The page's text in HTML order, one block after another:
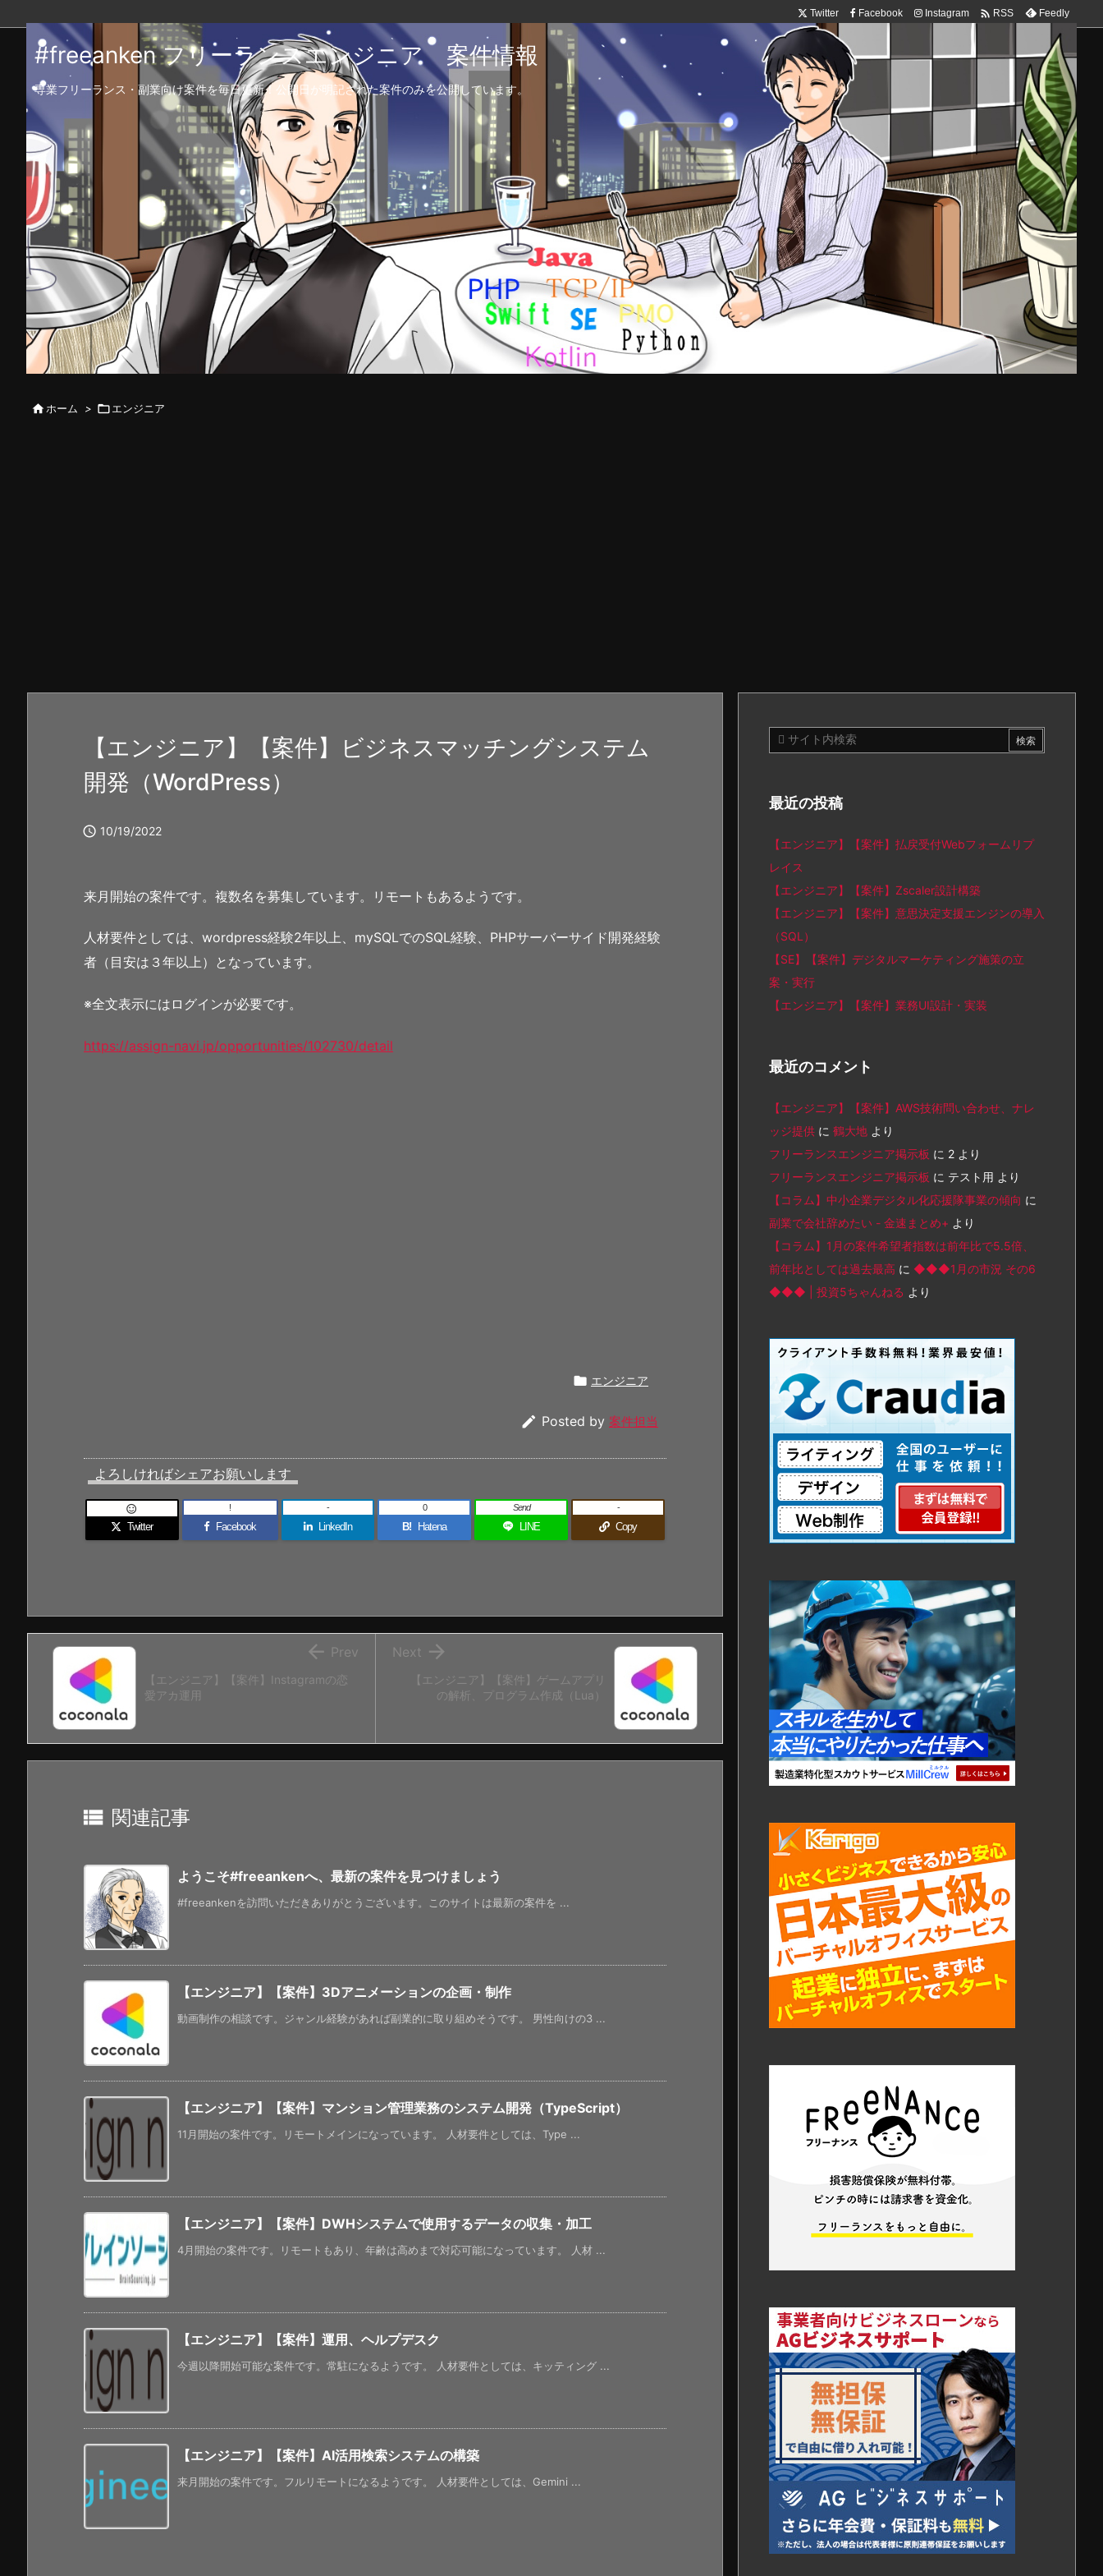
Twitter Facebook Instagram  RSS Feedly
#freeanken フリーランスエンジニア 案件情報
専業フリーランス・副業向け案件を毎日更新！公開日が明記された案件のみを公開しています。
 ホーム > エンジニア
【エンジニア】【案件】ビジネスマッチングシステム
開発（WordPress）
 10/19/2022
来月開始の案件です。複数名を募集しています。リモートもあるようです。
人材要件としては、wordpress経験2年以上、mySQLでのSQL経験、PHPサーバーサイド開発経験
者（目安は３年以上）となっています。
※全文表示にはログインが必要です。
https://assign-navi.jp/opportunities/102730/detail
 エンジニア
 Posted by 案件担当
よろしければシェアお願いします
Twitter

Facebook
!
LinkedIn
-
B! Hatena
0
LINE
Send
Copy
-
【エンジニア】【案件】ゲームアプリ
の解析、プログラム作成（Lua）

Next
【エンジニア】【案件】Instagramの恋
愛アカ運用
 Prev
 関連記事
ようこそ#freeankenへ、最新の案件を見つけましょう
#freeankenを訪問いただきありがとうございます。このサイトは最新の案件を ...
【エンジニア】【案件】3Dアニメーションの企画・制作
動画制作の相談です。ジャンル経験があれば副業的に取り組めそうです。 男性向けの3 ...
【エンジニア】【案件】マンション管理業務のシステム開発（TypeScript）
11月開始の案件です。リモートメインになっています。 人材要件としては、Type ...
【エンジニア】【案件】DWHシステムで使用するデータの収集・加工
4月開始の案件です。リモートもあり、年齢は高めまで対応可能になっています。 人材 ...
【エンジニア】【案件】運用、ヘルプデスク
今週以降開始可能な案件です。常駐になるようです。 人材要件としては、キッティング ...
【エンジニア】【案件】AI活用検索システムの構築
来月開始の案件です。フルリモートになるようです。 人材要件としては、Gemini ...
最近の投稿
【エンジニア】【案件】払戻受付Webフォームリプ
レイス
【エンジニア】【案件】Zscaler設計構築
【エンジニア】【案件】意思決定支援エンジンの導入
（SQL）
【SE】【案件】デジタルマーケティング施策の立
案・実行
【エンジニア】【案件】業務UI設計・実装
最近のコメント
【エンジニア】【案件】AWS技術問い合わせ、ナレ
ッジ提供 に 鶴大地 より
フリーランスエンジニア掲示板 に 2 より
フリーランスエンジニア掲示板 に テスト用 より
【コラム】中小企業デジタル化応援隊事業の傾向 に
副業で会社辞めたい - 金速まとめ+ より
【コラム】1月の案件希望者指数は前年比で5.5倍、
前年比としては過去最高 に ◆◆◆1月の市況 その6
◆◆◆ | 投資5ちゃんねる より